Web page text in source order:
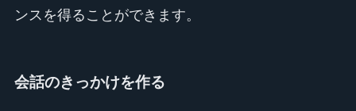
ンスを得ることができます。
会話のきっかけを作る